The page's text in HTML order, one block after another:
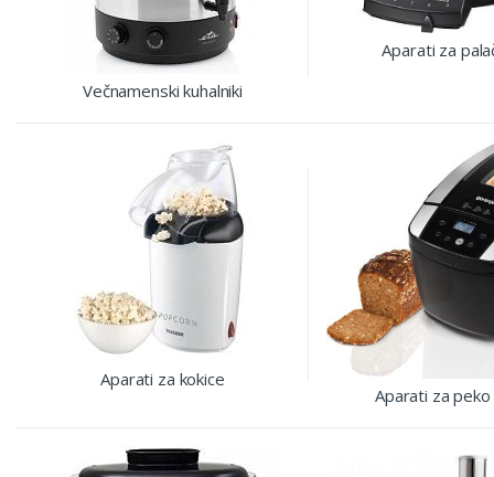
Večnamenski kuhalniki
Aparati za
Aparati za kokice
Aparati za peko